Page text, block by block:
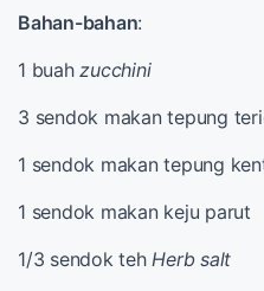
Bahan-bahan:
1 buahzucchini
3 sendok makan tepung
1 sendok makan tepung
1 sendok makan keju parut
1/3 sendok teh Herb salt